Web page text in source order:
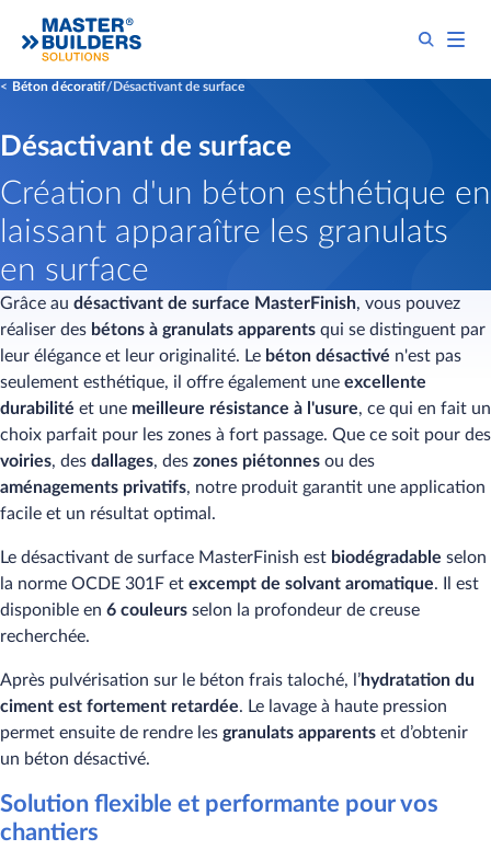
Béton décoratif Désactivant de surface
Désactivant de surface
Création d'un béton esthétique en
laissant apparaître les granulats
en surface
Grâce au désactivant de surface MasterFinish, vous pouvez
réaliser des bétons à granulats apparents qui se distinguent par
leur élégance et leur originalité. Le béton désactivé n'est pas
seulement esthétique, il offre également une excellente
durabilité et une meilleure résistance à l'usure, ce qui en fait un
choix parfait pour les zones à fort passage. Que ce soit pour des
voiries, des dallages, des zones piétonnes ou des
aménagements privatifs, notre produit garantit une application
facile et un résultat optimal.
Le désactivant de surface MasterFinish est biodégradable selon
la norme OCDE 301F et excempt de solvant aromatique. Il est
disponible en 6 couleurs selon la profondeur de creuse
recherchée.
Après pulvérisation sur le béton frais taloché, l’hydratation du
ciment est fortement retardée. Le lavage à haute pression
permet ensuite de rendre les granulats apparents et d’obtenir
un béton désactivé.
Solution flexible et performante pour vos
chantiers